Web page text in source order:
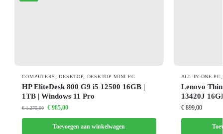
COMPUTERS ,DESKTOP DESKTOP MINI PC
HP EliteDesk 800 G9 i5 12500 16GB |
1TB | Windows 11 Pro
€1.275,00 €985,00
Toevoegen aan winkelwagen
ALL-IN-ONE PC
Lenovo
13420J
€899,00